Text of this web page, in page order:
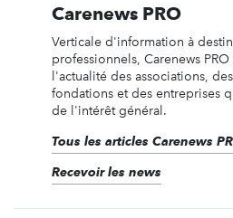
Carenews PRO
Verticale d'information à
professionnels, Carenews
l'actualité des associations,
fondations et des entreprises
de l'intérêt général.
Tous les articles Carenews
Recevoir les news